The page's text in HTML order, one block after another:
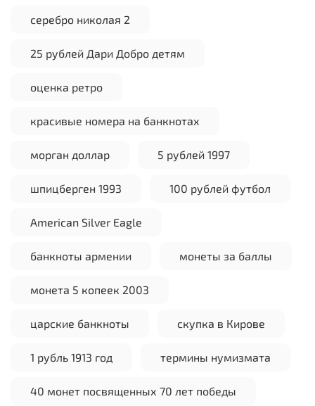
серебро николая 2
25 рублей Дари Добро детям
оценка ретро
красивые номера на банкнотах
морган доллар 5 рублей 1997
шпицберген 1993 100 рублей футбол
American Silver Eagle
банкноты армении монеты за баллы
монета 5 копеек 2003
царские банкноты скупка в Кирове
1 рубль 1913 год термины нумизмата
40 монет посвященных 70 лет победы